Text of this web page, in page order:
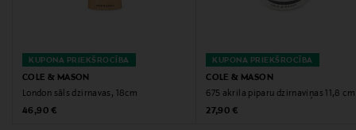
Digitālā adrese
asiakaspalvelu@mastermarkbrands.fi
KUPONA PRIEKŠROCĪBA
COLE & MASON
London sāls dzirnavas, 18cm
Original Price
46,90 €
KUPONA PRIEKŠROCĪBA
COLE & MASON
675 akrila piparu dzirnaviņas 11,8 cm
Original Price
27,90 €